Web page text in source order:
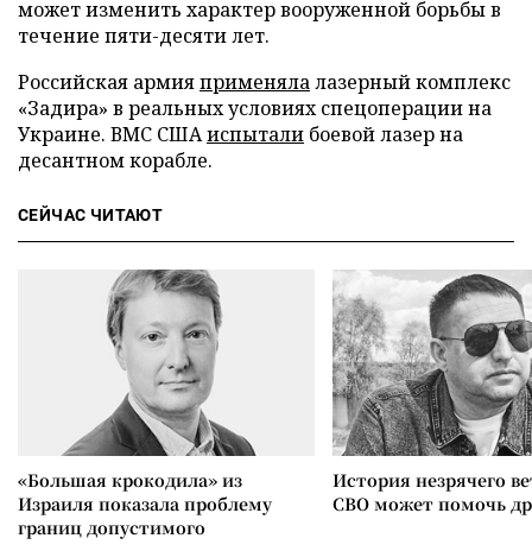
может изменить характер вооруженной борьбы в
течение пяти-десяти лет.
Российская армияприменялалазерный комплекс
«Задира» в реальных условиях спецоперации на
Украине. ВМС СШАиспытали боевой лазер на
десантном корабле.
СЕЙЧАС ЧИТАЮТ
«Большая крокодила» из
Израиля показала проблему
границ допустимого
История незрячего
СВО может помочь